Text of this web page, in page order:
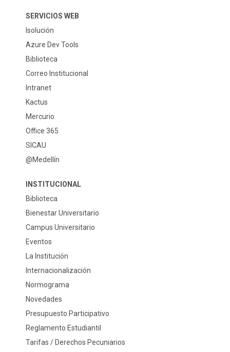
SERVICIOS WEB
Isolución
Azure Dev Tools
Biblioteca
Correo Institucional
Intranet
Kactus
Mercurio
Office 365
SICAU
@Medellín
INSTITUCIONAL
Biblioteca
Bienestar Universitario
Campus Universitario
Eventos
La Institución
Internacionalización
Normograma
Novedades
Presupuesto Participativo
Reglamento Estudiantil
Tarifas / Derechos Pecuniarios